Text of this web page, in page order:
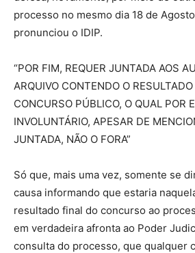
processo no mesmo dia 18 de
pronunciou o IDIP.
“POR FIM, REQUER JUNTADA AOS
ARQUIVO CONTENDO O
CONCURSO PÚBLICO, O QUAL POR
INVOLUNTÁRIO, APESAR DE
JUNTADA, NÃO O FORA”
Só que, mais uma vez, somente se
causa informando que estaria
resultado final do concurso ao
em verdadeira afronta ao Poder
consulta do processo, que qualquer